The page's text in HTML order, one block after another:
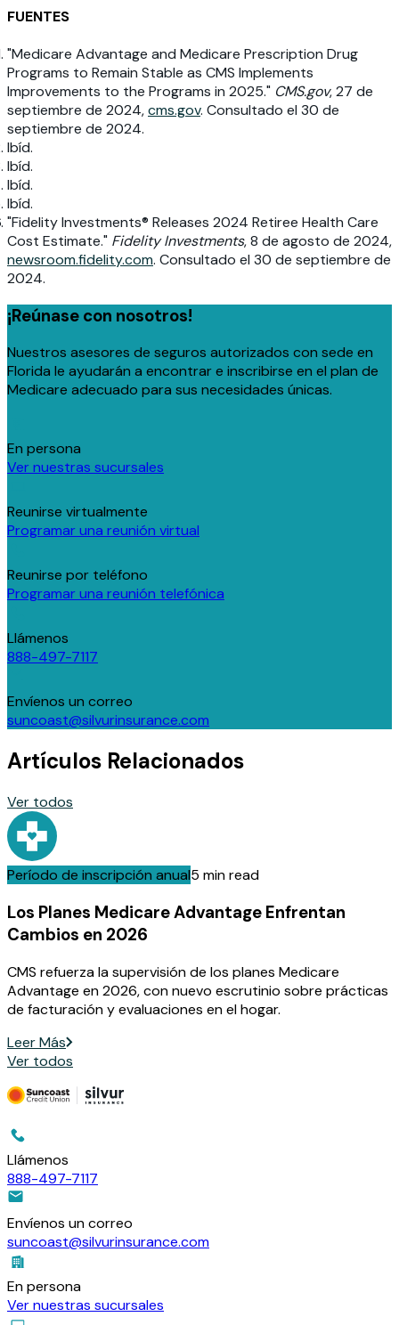
FUENTES
"Medicare Advantage and Medicare Prescription Drug
Programs to Remain Stable as CMS Implements
Improvements to the Programs in 2025." CMS.gov, 27 de
septiembre de 2024,cms.gov. Consultado el 30 de
septiembre de 2024.
Ibíd.
Ibíd.
Ibíd.
Ibíd.
"Fidelity Investments® Releases 2024 Retiree Health Care
Cost Estimate." Fidelity Investments, 8 de agosto de 2024,
newsroom.fidelity.com. Consultado el 30 de septiembre de
2024.
¡Reúnase con nosotros!
Nuestros asesores de seguros autorizados con sede en
Florida le ayudarán a encontrar e inscribirse en el plan de
Medicare adecuado para sus necesidades únicas.
En persona
Ver nuestras sucursales
Reunirse virtualmente
Programar una reunión virtual
Reunirse por teléfono
Programar una reunión telefónica
Llámenos
888-497-7117
Envíenos un correo
suncoast@silvurinsurance.com
Artículos Relacionados
Ver todos
Período de inscripción anual5 min read
Los Planes Medicare Advantage Enfrentan
Cambios en 2026
CMS refuerza la supervisión de los planes Medicare
Advantage en 2026, con nuevo escrutinio sobre prácticas
de facturación y evaluaciones en el hogar.
Leer Más
Ver todos
Llámenos
888-497-7117
Envíenos un correo
suncoast@silvurinsurance.com
En persona
Ver nuestras sucursales